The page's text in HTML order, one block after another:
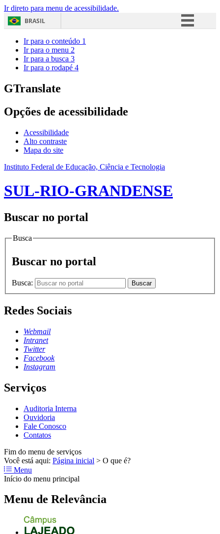
Ir direto para menu de acessibilidade.
BRASIL
Ir para o conteúdo 1
Ir para o menu 2
Ir para a busca 3
Ir para o rodapé 4
GTranslate
Opções de acessibilidade
Acessibilidade
Alto contraste
Mapa do site
Instituto Federal de Educação, Ciência e Tecnologia
SUL-RIO-GRANDENSE
Buscar no portal
Busca
Buscar no portal
Busca: Buscar
Redes Sociais
Webmail
Intranet
Twitter
Facebook
Instagram
Serviços
Auditoria Interna
Ouvidoria
Fale Conosco
Contatos
Fim do menu de serviços
Você está aqui: Página inicial > O que é?
Menu
Início do menu principal
Menu de Relevância